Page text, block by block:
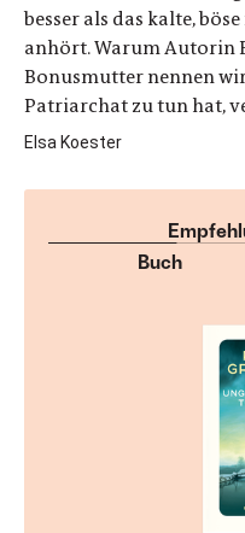
besser als das kalte,
anhört. Warum Autorin
Bonusmutter nennen
Patriarchat zu tun hat,
Elsa Koester
Buch